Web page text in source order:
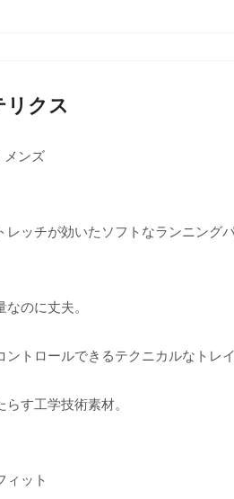
リクス
メンズ
ッチが効いたソフトなランニングパ
のに丈夫。
トロールできるテクニカルなトレ
す工学技術素材。
ィット